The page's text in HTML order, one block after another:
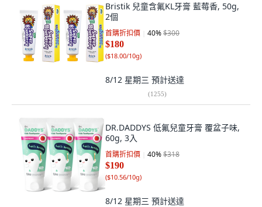
Bristik 兒童含氟KL牙膏 藍莓香, 50g,
2個
首購折扣價 40%$300
$180
($18.00/10g)
8/12 星期三 預計送達
(1255)
DR.DADDYS 低氟兒童牙膏 覆盆子味,
60g, 3入
首購折扣價 40%$318
$190
($10.56/10g)
8/12 星期三 預計送達